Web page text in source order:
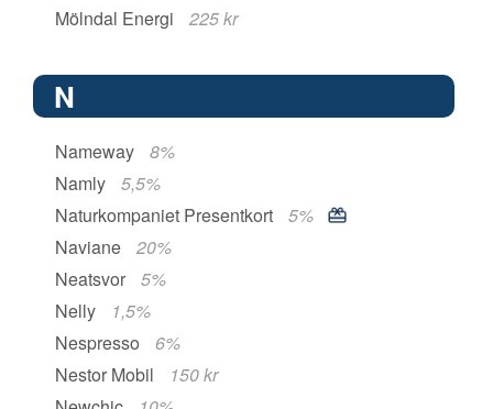
Mölndal Energi
225 kr
N
Nameway
8%
Namly
5,5%
Naturkompaniet Presentkort
5%
Naviane
20%
Neatsvor
5%
Nelly
1,5%
Nespresso
6%
Nestor Mobil
150 kr